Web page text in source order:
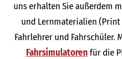
uns erhalten Sie außerdem
und Lernmaterialien
Fahrlehrer und Fahrschüler.
Fahrsimulatoren für die